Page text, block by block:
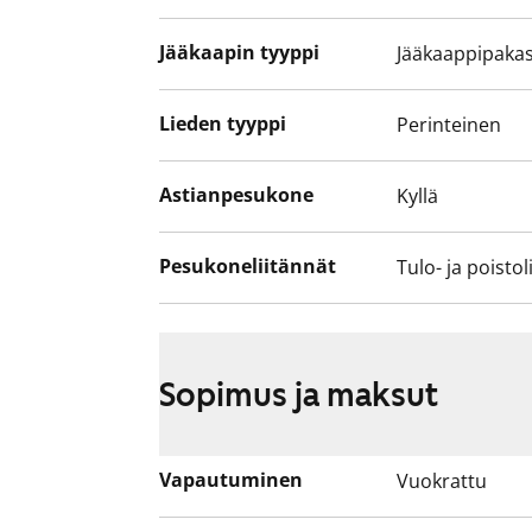
Jääkaapin tyyppi
Lieden tyyppi Perinteinen
Astianpesukone Kyllä
Pesukoneliitännät Tulo- ja
Sopimus ja maksut
Vapautuminen Vuokrattu